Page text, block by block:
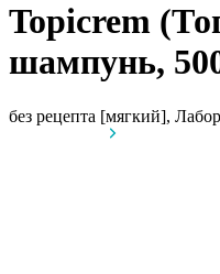
Topicrem
шампунь,
без рецепта [мягкий],